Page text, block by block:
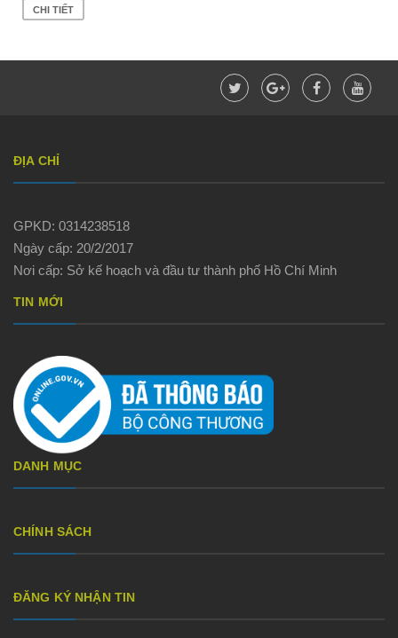
CHI TIẾT
ĐỊA CHỈ
GPKD: 0314238518
Ngày cấp: 20/2/2017
Nơi cấp: Sở kế hoạch và đầu tư thành phố Hồ Chí Minh
TIN MỚI
DANH MỤC
CHÍNH SÁCH
ĐĂNG KÝ NHẬN TIN